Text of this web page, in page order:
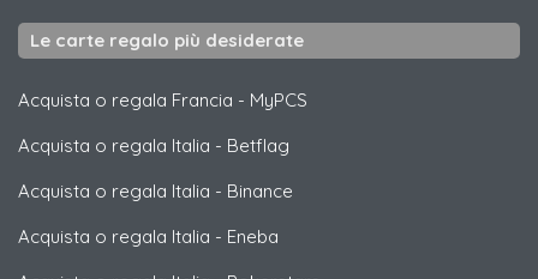
Le carte regalo più desiderate
Acquista o regala Francia - MyPCS
Acquista o regala Italia - Betflag
Acquista o regala Italia - Binance
Acquista o regala Italia - Eneba